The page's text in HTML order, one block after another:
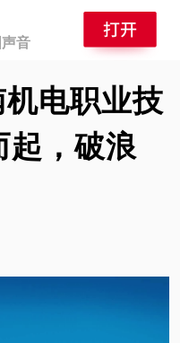
音
电职业技
起，破浪